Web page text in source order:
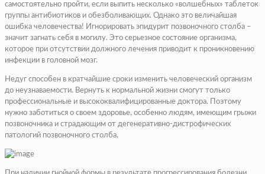
самостоятельно пройти, если выпить несколько «волшебных» таблеток
группы антибиотиков и обезболивающих. Однако это величайшая
ошибка человечества! Игнорировать эпидурит позвоночного столба –
значит загнать себя в могилу. Это серьезное состояние организма,
которое при отсутствии должного лечения приводит к проникновению
инфекции в головной мозг.
Недуг способен в кратчайшие сроки изменить человеческий организм
до неузнаваемости. Вернуть к нормальной жизни смогут только
профессиональные и высококвалифицированные доктора. Поэтому
нужно заботиться о своем здоровье, особенно людям, имеющим грыжи
позвоночника и страдающим от дегенеративно-дистрофических
патологий позвоночного столба.